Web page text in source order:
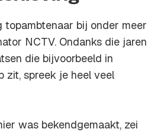
topambtenaar bij onder meer
NCTV. Ondanks die jaren
die bijvoorbeeld in
zit, spreek je heel veel
was bekendgemaakt, zei